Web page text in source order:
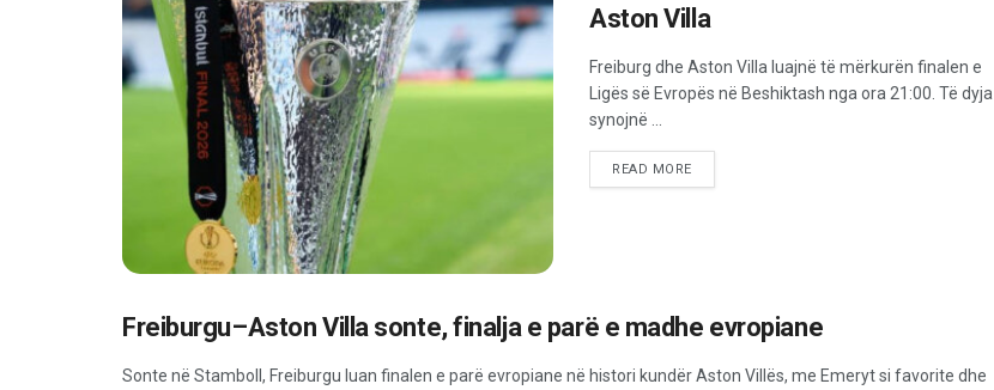
Aston Villa
Freiburg dhe Aston Villa luajnë të mërkurën finalen e
Ligës së Evropës në Beshiktash nga ora 21:00. Të dyja
synojnë ...
READ MORE
SPORT
Freiburgu–Aston Villa sonte, finalja e parë e madhe evropiane
Sonte në Stamboll, Freiburgu luan finalen e parë evropiane në histori kundër Aston Villës, me Emeryt si favorite dhe